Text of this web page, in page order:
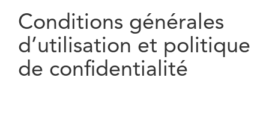
Conditions générales
d’utilisation et politique
de confidentialité